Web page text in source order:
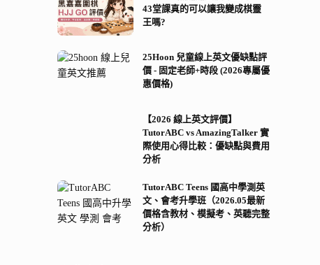
43堂課真的可以讓我變成棋靈
王嗎?
25Hoon 兒童線上英文優缺點評
價 - 固定老師+時段 (2026專屬優
惠價格)
【2026 線上英文評價】
TutorABC vs AmazingTalker 實
際使用心得比較：優缺點與費用
分析
TutorABC Teens 國高中學測英
文、會考升學班（2026.05最新
價格含教材、模擬考、英聽完整
分析）